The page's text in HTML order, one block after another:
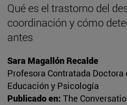
Qué es el trastorno del
coordinación y cómo
antes
Sara Magallón Recalde
Profesora Contratada Doctora
Educación y Psicología
Publicado en: The